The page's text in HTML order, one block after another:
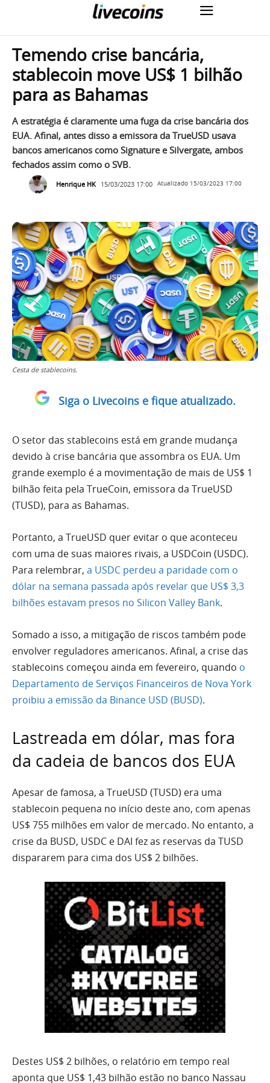
Temendo crise bancária,
stablecoin move US$ 1 bilhão
para as Bahamas
A estratégia é claramente uma fuga da crise bancária dos
EUA. Afinal, antes disso a emissora da TrueUSD usava
bancos americanos como Signature e Silvergate, ambos
fechados assim como o SVB.
Henrique HK 15/03/2023 17:00 Atualizado 15/03/2023 17:00
Cesta de stablecoins.
Siga o Livecoins e fique atualizado.
O setor das stablecoins está em grande mudança
devido à crise bancária que assombra os EUA. Um
grande exemplo é a movimentação de mais de US$ 1
bilhão feita pela TrueCoin, emissora da TrueUSD
(TUSD), para as Bahamas.
Portanto, a TrueUSD quer evitar o que aconteceu
com uma de suas maiores rivais, a USDCoin (USDC).
Para relembrar, a USDC perdeu a paridade com o
dólar na semana passada após revelar que US$ 3,3
bilhões estavam presos no Silicon Valley Bank.
Somado a isso, a mitigação de riscos também pode
envolver reguladores americanos. Afinal, a crise das
stablecoins começou ainda em fevereiro, quando o
Departamento de Serviços Financeiros de Nova York
proibiu a emissão da Binance USD (BUSD).
Lastreada em dólar, mas fora
da cadeia de bancos dos EUA
Apesar de famosa, a TrueUSD (TUSD) era uma
stablecoin pequena no início deste ano, com apenas
US$ 755 milhões em valor de mercado. No entanto, a
crise da BUSD, USDC e DAI fez as reservas da TUSD
dispararem para cima dos US$ 2 bilhões.
Destes US$ 2 bilhões, o relatório em tempo real
aponta que US$ 1,43 bilhão estão no banco Nassau